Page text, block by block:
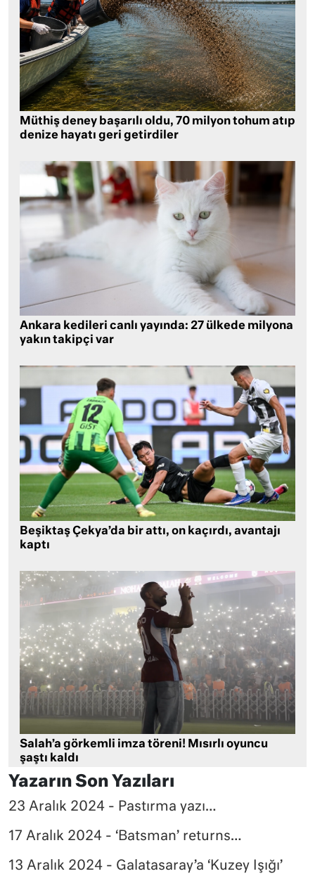
Müthiş deney başarılı oldu, 70 milyon tohum atıp
denize hayatı geri getirdiler
Ankara kedileri canlı yayında: 27 ülkede milyona
yakın takipçi var
Beşiktaş Çekya’da bir attı, on kaçırdı, avantajı
kaptı
Salah’a görkemli imza töreni! Mısırlı oyuncu
şaştı kaldı
Yazarın Son Yazıları
23 Aralık 2024 - Pastırma yazı…
17 Aralık 2024 - ‘Batsman’ returns…
13 Aralık 2024 - Galatasaray’a ‘Kuzey Işığı’